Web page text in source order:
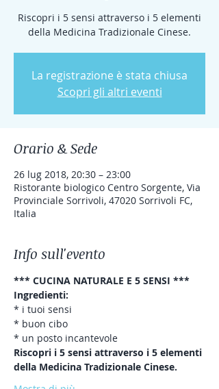
Riscopri i 5 sensi attraverso i 5 elementi
della Medicina Tradizionale Cinese.
La registrazione è stata chiusa
Scopri gli altri eventi
Orario & Sede
26 lug 2018, 20:30 – 23:00
Ristorante biologico Centro Sorgente, Via
Provinciale Sorrivoli, 47020 Sorrivoli FC,
Italia
Info sull'evento
*** CUCINA NATURALE E 5 SENSI ***
Ingredienti:
* i tuoi sensi
* buon cibo
* un posto incantevole
Riscopri i 5 sensi attraverso i 5 elementi
della Medicina Tradizionale Cinese.